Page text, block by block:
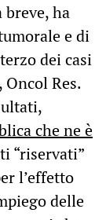
ha
e di
dei casi
Res.
che ne è
“riservati”
l’effetto
delle